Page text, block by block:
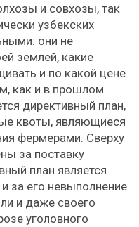
и совхозы, так
узбекских
они не
землей, какие
и по какой цене
как и в прошлом
директивный план,
квоты, являющиеся
фермерами. Сверху
за поставку
план является
за его невыполнение
и даже своего
уголовного